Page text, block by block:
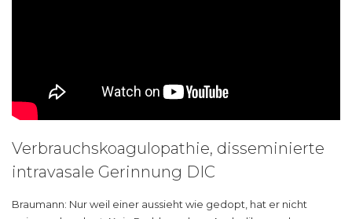
Verbrauchskoagulopathie, disseminierte
intravasale Gerinnung DIC
Braumann: Nur weil einer aussieht wie gedopt, hat er nicht